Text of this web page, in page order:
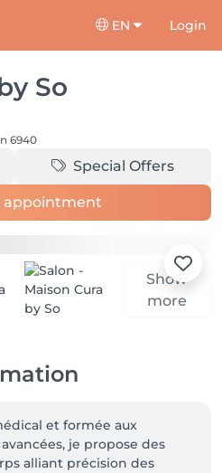
EN Login
So
6940
Special Offers
appointment
Show
more
et formée aux
je propose des
alliant précision des